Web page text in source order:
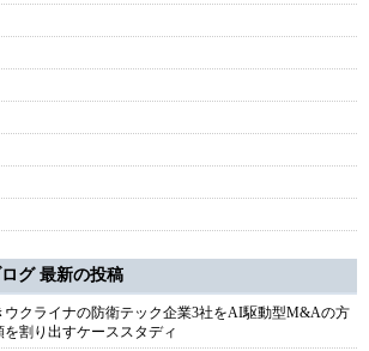
グ 最新の投稿
ウクライナの防衛テック企業3社をAI駆動型M&Aの方
割り出すケーススタディ